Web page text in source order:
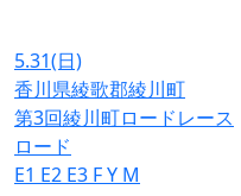
5.31(日)
香川県綾歌郡綾川町
第3回綾川町ロードレース
ロード
E1 E2 E3 FY M